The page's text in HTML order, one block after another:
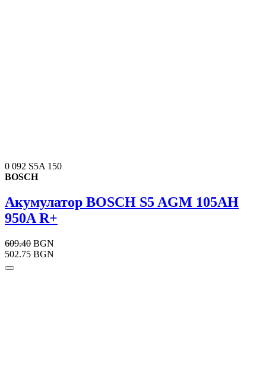
0 092 S5A 150
BOSCH
Акумулатор BOSCH S5 AGM 105AH
950A R+
609.40 BGN
502.75 BGN